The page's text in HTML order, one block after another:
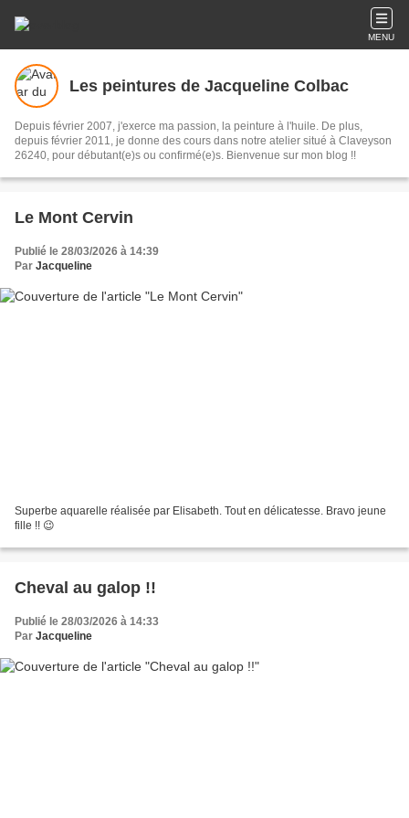
MENU
Les peintures de Jacqueline Colbac
Depuis février 2007, j'exerce ma passion, la peinture à l'huile. De plus,
depuis février 2011, je donne des cours dans notre atelier situé à Claveyson
26240, pour débutant(e)s ou confirmé(e)s. Bienvenue sur mon blog !!
Le Mont Cervin
Publié le 28/03/2026 à 14:39
Par Jacqueline
Superbe aquarelle réalisée par Elisabeth. Tout en délicatesse. Bravo jeune
fille !! 😉
Cheval au galop !!
Publié le 28/03/2026 à 14:33
Par Jacqueline